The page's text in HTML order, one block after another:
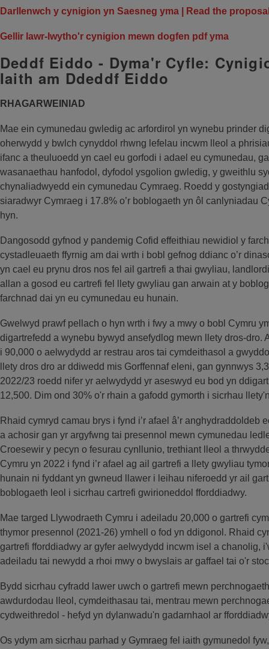
Darllenwch y cynigion yn Saesneg yma | Read the
Gellir lawr-lwytho'r cynigion mewn dogfen pdf yma
Deddf Eiddo - Dyma'r Cyfle:
Iaith am Ddeddf Eiddo
RHAGARWEINIAD
Mae ein cymunedau gwledig ac arfordirol yn wynebu prinder
oherwydd y bwlch cynyddol rhwng lefelau incwm lleol a
ifanc a theuluoedd yn cael eu gorfodi i adael eu cymunedau,
wasanaethau hanfodol, dyfodol ysgolion gwledig, y gweithlu
chynaliadwyedd ein cymunedau Cymraeg. Roedd y
siaradwyr Cymraeg i 17.8% o’r boblogaeth yn ôl canlyniadau
hyn.
Dangosodd gyfnod y pandemig Cofid effeithiau newidiol y
cystadleuaeth ffyrnig am dai wrth i bobl gefnog ddianc o’r
yn cael eu prynu dros nos fel ail gartrefi a thai gwyliau,
allan a gosod eu cartrefi fel llety gwyliau gan arwain at y
farchnad dai yn eu cymunedau eu hunain.
Gwelwyd prawf pellach o hyn wrth i fwy a mwy o bobl Cymru
digartrefedd a wynebu bywyd ansefydlog mewn llety dros-dro.
i 90,000 o aelwydydd ar restrau aros tai cymdeithasol a
llety dros dro ar ddiwedd mis Gorffennaf eleni, gan gynnwys
2022/23 roedd nifer yr aelwydydd yr aseswyd eu bod yn
12,500. Dim ond 30% o'r rhain a gafodd gymorth i sicrhau
Rhaid cymryd camau brys i fynd i’r afael â’r anghydraddoldeb
a achosir gan yr argyfwng tai presennol mewn cymunedau
Croesewir y pecyn o fesurau cynllunio, trethiant lleol a
Cymru yn 2022 i fynd i’r afael ag ail gartrefi a llety gwyliau
hunain ni fyddant yn gwneud llawer i leihau niferoedd yr ail
boblogaeth leol i sicrhau cartrefi gwirioneddol fforddiadwy.
Mae targed Llywodraeth Cymru i adeiladu 20,000 o gartrefi
thymor presennol (2021-26) ymhell o fod yn ddigonol. Rhaid
gartrefi fforddiadwy ar gyfer aelwydydd incwm isel a chanolig,
adeiladu tai newydd a rhoi mwy o bwyslais ar gaffael tai o'r
Bydd sicrhau cyfradd lawer uwch o gartrefi mewn
awdurdodau lleol, cymdeithasau tai, mentrau mewn
cydweithredol - hefyd yn dylanwadu'n gadarnhaol ar
Os ydym am sicrhau parhad y Gymraeg fel iaith gymunedol